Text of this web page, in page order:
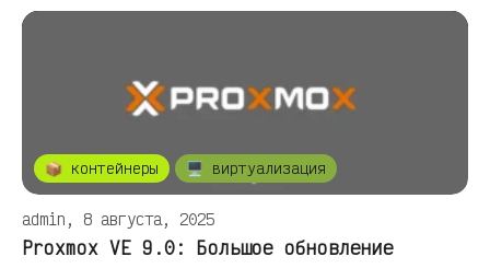
📦 контейнеры 🖥️ виртуализация
admin, 8 августа, 2025
Proxmox VE 9.0: Большое обновление